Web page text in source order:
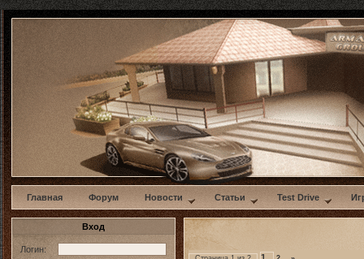
w
Главная Форум Новости Статьи Test Drive
Вход
Логин: